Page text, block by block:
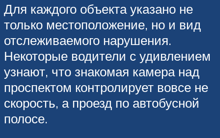
Для каждого объекта указано не
только местоположение, но и вид
отслеживаемого нарушения.
Некоторые водители с удивлением
узнают, что знакомая камера над
проспектом контролирует вовсе не
скорость, а проезд по автобусной
полосе.